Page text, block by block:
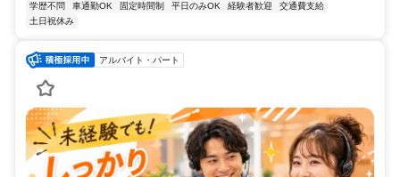
学歴不問 車通勤OK 固定時間制 平日のみOK 経験者歓迎
交通費支給
土日祝休み
アルバイト・パート